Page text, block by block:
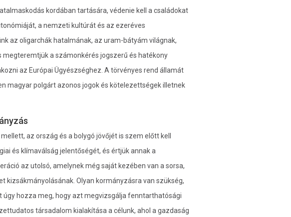
kordában tartására, védenie kell a családokat
a nemzeti kultúrát és az ezeréves
az oligarchák hatalmának, az uram-bátyám világnak,
megteremtjük a számonkérés jogszerű és hatékony
az Európai Ügyészséghez. A törvényes rend államát
magyar polgárt azonos jogok és kötelezettségek illetnek
az ország és a bolygó jövőjét is szem előtt kell
és klímaválság jelentőségét, és értjük annak a
az utolsó, amelynek még saját kezében van a sorsa,
kizsákmányolásának. Olyan kormányzásra van szükség,
úgy hozza meg, hogy azt megvizsgálja fenntarthatósági
társadalom kialakítása a célunk, ahol a gazdaság